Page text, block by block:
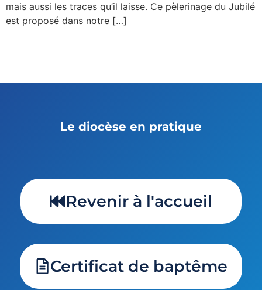
mais aussi les traces qu’il laisse. Ce pèlerinage du Jubilé
est proposé dans notre […]
Le diocèse en pratique
Revenir à l'accueil
Certificat de baptême